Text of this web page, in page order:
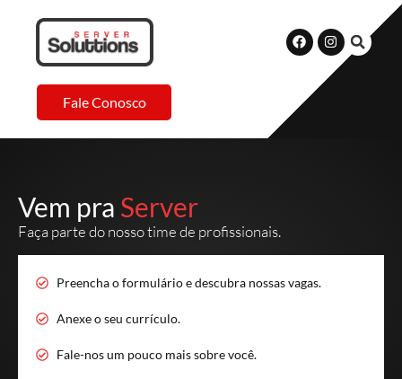
Fale Conosco
Vem pra Server
Faça parte do nosso time de profissionais.
Preencha o formulário e descubra nossas vagas.
Anexe o seu currículo.
Fale-nos um pouco mais sobre você.